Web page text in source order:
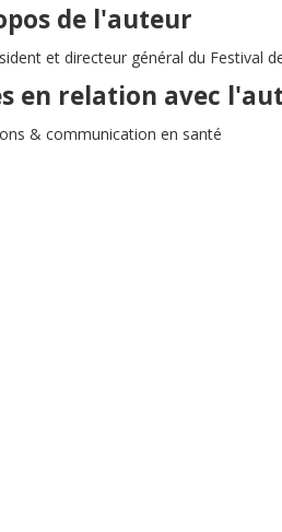
de l'auteur
et directeur général du Festival
en relation avec
& communication en santé